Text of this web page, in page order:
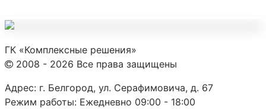
ГК «Комплексные решения»
2008 - 2026 Все права защищены
Адрес: г. Белгород, ул. Серафимовича, д. 67
Режим работы: Ежедневно 09:00 - 18:00